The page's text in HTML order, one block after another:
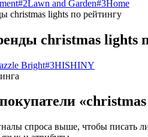
#2Lawn and Garden#3Home
christmas lights по рейтингу
christmas lights
Bright#3HISHINY
спроса выше, чтобы писать